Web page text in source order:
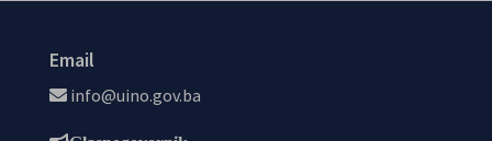
Email
info@uino.gov.ba